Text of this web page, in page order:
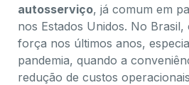
autosserviço, já comum em
nos Estados Unidos. No
força nos últimos anos,
pandemia, quando a
redução de custos